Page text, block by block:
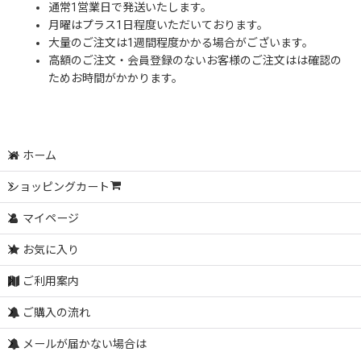
通常1営業日で発送いたします。
月曜はプラス1日程度いただいております。
大量のご注文は1週間程度かかる場合がございます。
高額のご注文・会員登録のないお客様のご注文はは確認の
ためお時間がかかります。
ホーム
ショッピングカート
マイページ
お気に入り
ご利用案内
ご購入の流れ
メールが届かない場合は